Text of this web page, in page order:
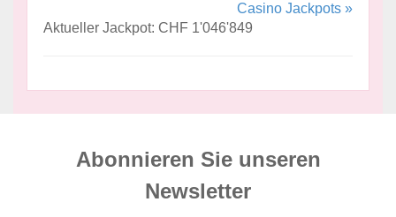
Casino Jackpots »
Aktueller Jackpot: CHF 1'046'849
Abonnieren Sie unseren
News­letter